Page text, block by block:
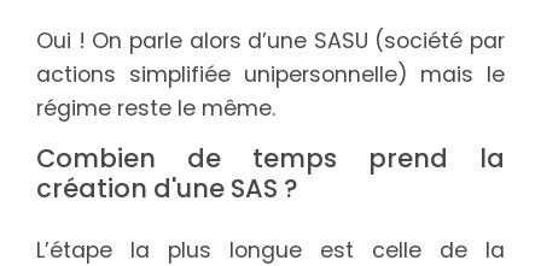
Oui ! On parle alors d’une SASU (société par
actions simplifiée unipersonnelle) mais le
régime reste le même.
Combien de temps prend la
création d'une SAS ?
L’étape la plus longue est celle de la